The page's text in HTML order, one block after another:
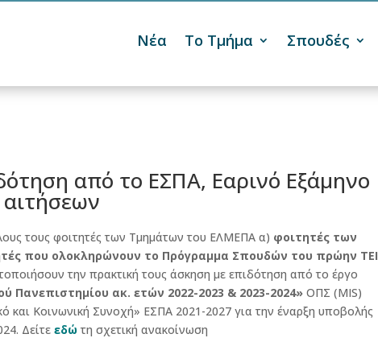
Νέα Το Τμήμα Σπουδές
από το ΕΣΠΑ, Εαρινό Εξάμηνο
τους φοιτητές των Τμημάτων του ΕΛΜΕΠΑ α) φοιτητές των
που ολοκληρώνουν το Πρόγραμμα Σπουδών του πρώην ΤΕΙ
την πρακτική τους άσκηση με επιδότηση από το έργο
Πανεπιστημίου ακ. ετών 2022-2023 & 2023-2024» ΟΠΣ (MIS)
Κοινωνική Συνοχή» ΕΣΠΑ 2021-2027 για την έναρξη υποβολής
Δείτε εδώ τη σχετική ανακοίνωση